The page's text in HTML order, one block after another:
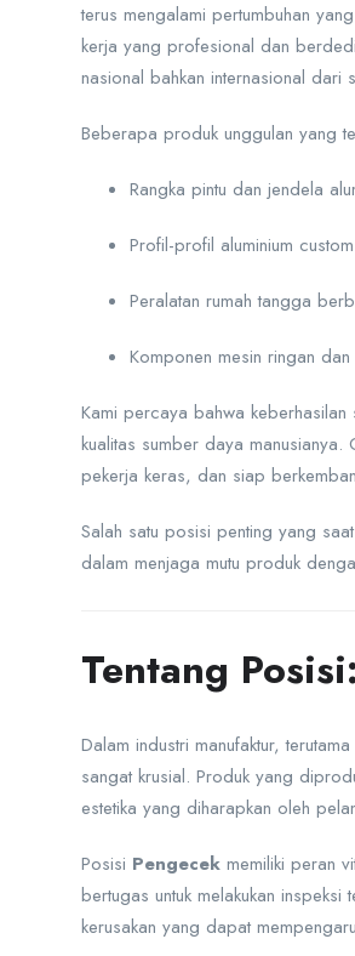
terus mengalami pertumbuhan
kerja yang profesional dan
nasional bahkan internasional dari
Beberapa produk unggulan yang
Rangka pintu dan jendela
Profil-profil aluminium
Peralatan rumah tangga
Komponen mesin ringan
Kami percaya bahwa keberhasilan
kualitas sumber daya
pekerja keras, dan siap
Salah satu posisi penting yang
dalam menjaga mutu produk
Tentang
Dalam industri manufaktur,
sangat krusial. Produk yang
estetika yang diharapkan oleh
Posisi Pengecek memiliki peran
bertugas untuk melakukan
kerusakan yang dapat